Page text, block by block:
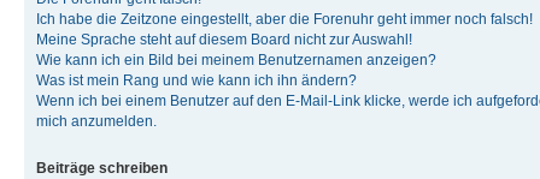
Ich habe die Zeitzone eingestellt, aber die Forenuhr geht immer noch falsch!
Meine Sprache steht auf diesem Board nicht zur Auswahl!
Wie kann ich ein Bild bei meinem Benutzernamen anzeigen?
Was ist mein Rang und wie kann ich ihn ändern?
Wenn ich bei einem Benutzer auf den E-Mail-Link klicke, werde ich
mich anzumelden.
Beiträge schreiben